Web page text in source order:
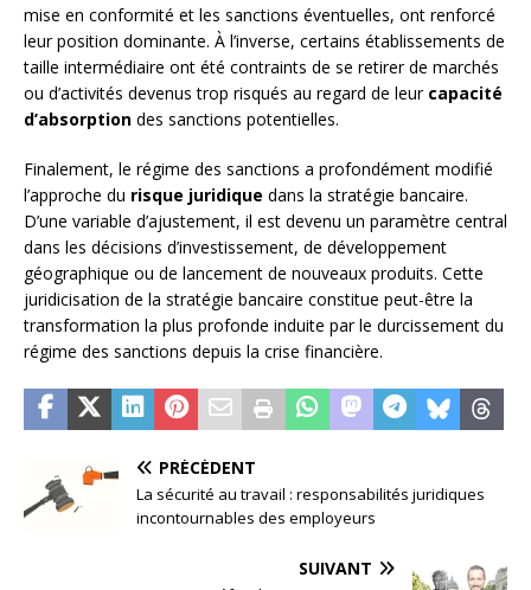
mise en conformité et les sanctions éventuelles, ont renforcé
leur position dominante. À l’inverse, certains établissements de
taille intermédiaire ont été contraints de se retirer de marchés
ou d’activités devenus trop risqués au regard de leur capacité
d’absorption des sanctions potentielles.
Finalement, le régime des sanctions a profondément modifié
l’approche du risque juridique dans la stratégie bancaire.
D’une variable d’ajustement, il est devenu un paramètre central
dans les décisions d’investissement, de développement
géographique ou de lancement de nouveaux produits. Cette
juridicisation de la stratégie bancaire constitue peut-être la
transformation la plus profonde induite par le durcissement du
régime des sanctions depuis la crise financière.
PRÉCÉDENT
La sécurité au travail : responsabilités juridiques
incontournables des employeurs
SUIVANT